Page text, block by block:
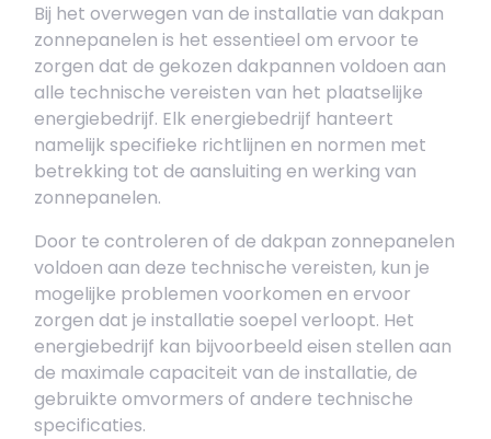
Bij het overwegen van de installatie van dakpan
zonnepanelen is het essentieel om ervoor te
zorgen dat de gekozen dakpannen voldoen aan
alle technische vereisten van het plaatselijke
energiebedrijf. Elk energiebedrijf hanteert
namelijk specifieke richtlijnen en normen met
betrekking tot de aansluiting en werking van
zonnepanelen.
Door te controleren of de dakpan zonnepanelen
voldoen aan deze technische vereisten, kun je
mogelijke problemen voorkomen en ervoor
zorgen dat je installatie soepel verloopt. Het
energiebedrijf kan bijvoorbeeld eisen stellen aan
de maximale capaciteit van de installatie, de
gebruikte omvormers of andere technische
specificaties.